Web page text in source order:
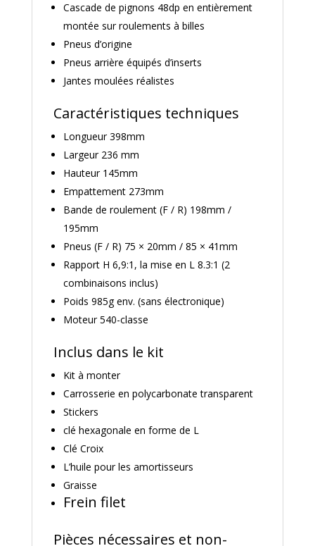
Cascade de pignons 48dp en entièrement
montée sur roulements à billes
Pneus d’origine
Pneus arrière équipés d’inserts
Jantes moulées réalistes
Caractéristiques techniques
Longueur 398mm
Largeur 236 mm
Hauteur 145mm
Empattement 273mm
Bande de roulement (F / R) 198mm /
195mm
Pneus (F / R) 75 × 20mm / 85 × 41mm
Rapport H 6,9:1, la mise en L 8.3:1 (2
combinaisons inclus)
Poids 985g env. (sans électronique)
Moteur 540-classe
Inclus dans le kit
Kit à monter
Carrosserie en polycarbonate transparent
Stickers
clé hexagonale en forme de L
Clé Croix
L’huile pour les amortisseurs
Graisse
Frein filet
Pièces nécessaires et non-